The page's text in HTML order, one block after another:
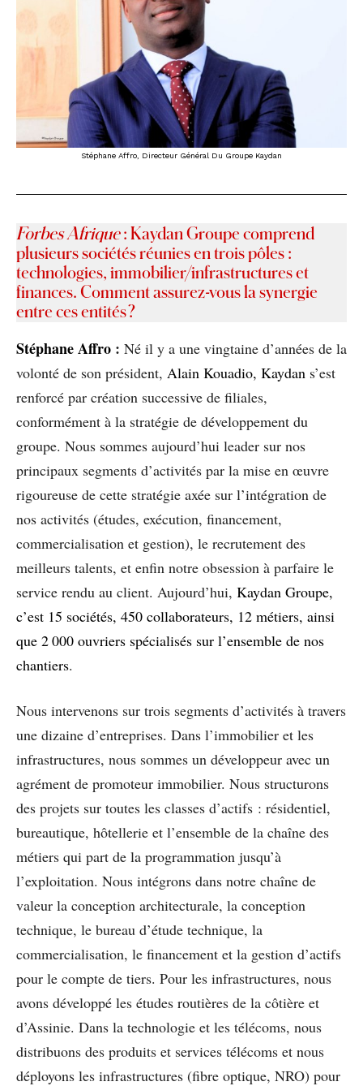
Stéphane Affro, Directeur Général Du Groupe Kaydan
Forbes Afrique: Kaydan Groupe comprend
plusieurs sociétés réunies en trois pôles :
technologies, immobilier/infrastructures et
finances. Comment assurez-vous la synergie
entre ces entités ?
Stéphane Affro : Né il y a une vingtaine d’années de la
volonté de son président, Alain Kouadio, Kaydan s’est
renforcé par création successive de filiales,
conformément à la stratégie de développement du
groupe. Nous sommes aujourd’hui leader sur nos
principaux segments d’activités par la mise en œuvre
rigoureuse de cette stratégie axée sur l’intégration de
nos activités (études, exécution, financement,
commercialisation et gestion), le recrutement des
meilleurs talents, et enfin notre obsession à parfaire le
service rendu au client. Aujourd’hui, Kaydan Groupe,
c’est 15 sociétés, 450 collaborateurs, 12 métiers, ainsi
que 2 000 ouvriers spécialisés sur l’ensemble de nos
chantiers.
Nous intervenons sur trois segments d’activités à travers
une dizaine d’entreprises. Dans l’immobilier et les
infrastructures, nous sommes un développeur avec un
agrément de promoteur immobilier. Nous structurons
des projets sur toutes les classes d’actifs : résidentiel,
bureautique, hôtellerie et l’ensemble de la chaîne des
métiers qui part de la programmation jusqu’à
l’exploitation. Nous intégrons dans notre chaîne de
valeur la conception architecturale, la conception
technique, le bureau d’étude technique, la
commercialisation, le financement et la gestion d’actifs
pour le compte de tiers. Pour les infrastructures, nous
avons développé les études routières de la côtière et
d’Assinie. Dans la technologie et les télécoms, nous
distribuons des produits et services télécoms et nous
déployons les infrastructures (fibre optique, NRO) pour